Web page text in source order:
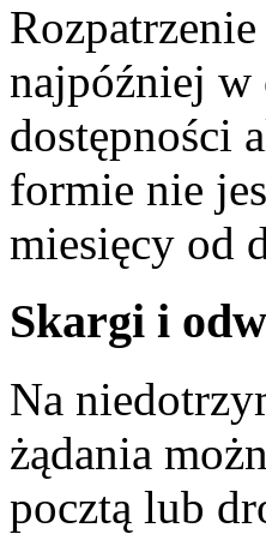
najpóźniej w
dostępności
formie nie
miesięcy od
Skargi i
Na
żądania
pocztą lub